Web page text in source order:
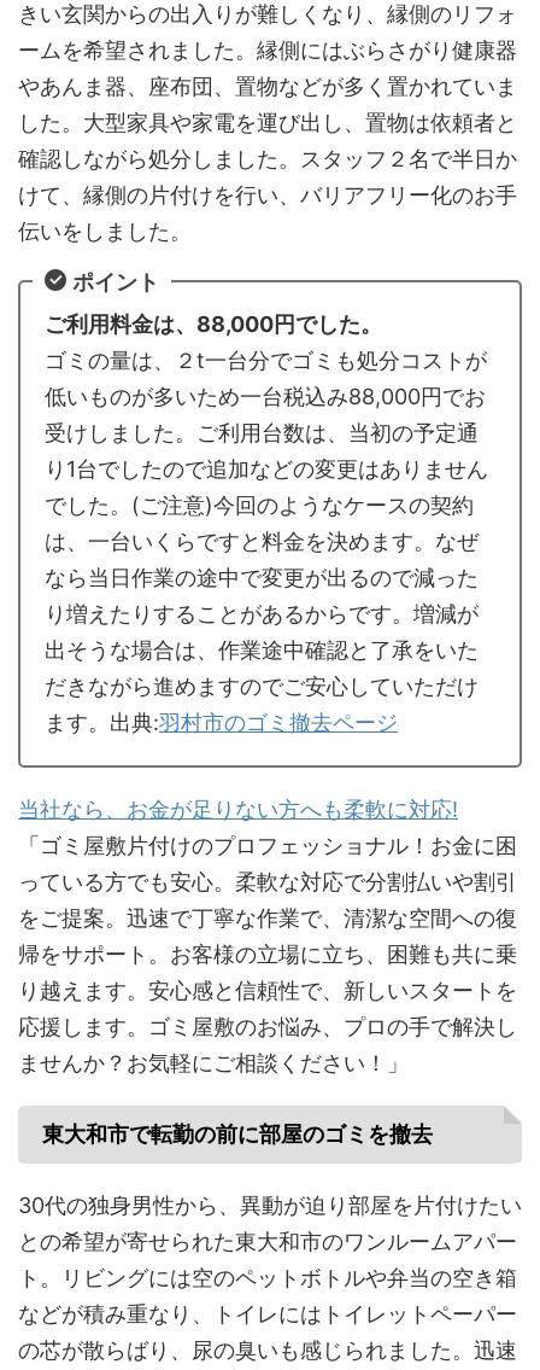
きい玄関からの出入りが難しくなり、縁側のリフォ
ームを希望されました。縁側にはぶらさがり健康器
やあんま器、座布団、置物などが多く置かれていま
した。大型家具や家電を運び出し、置物は依頼者と
確認しながら処分しました。スタッフ２名で半日か
けて、縁側の片付けを行い、バリアフリー化のお手
伝いをしました。
ポイント
ご利用料金は、88,000円でした。
ゴミの量は、２t一台分でゴミも処分コストが
低いものが多いため一台税込み88,000円でお
受けしました。ご利用台数は、当初の予定通
り1台でしたので追加などの変更はありません
でした。(ご注意)今回のようなケースの契約
は、一台いくらですと料金を決めます。なぜ
なら当日作業の途中で変更が出るので減った
り増えたりすることがあるからです。増減が
出そうな場合は、作業途中確認と了承をいた
だきながら進めますのでご安心していただけ
ます。出典:羽村市のゴミ撤去ページ
当社なら、お金が足りない方へも柔軟に対応!
「ゴミ屋敷片付けのプロフェッショナル！お金に困
っている方でも安心。柔軟な対応で分割払いや割引
をご提案。迅速で丁寧な作業で、清潔な空間への復
帰をサポート。お客様の立場に立ち、困難も共に乗
り越えます。安心感と信頼性で、新しいスタートを
応援します。ゴミ屋敷のお悩み、プロの手で解決し
ませんか？お気軽にご相談ください！」
東大和市で転勤の前に部屋のゴミを撤去
30代の独身男性から、異動が迫り部屋を片付けたい
との希望が寄せられた東大和市のワンルームアパー
ト。リビングには空のペットボトルや弁当の空き箱
などが積み重なり、トイレにはトイレットペーパー
の芯が散らばり、尿の臭いも感じられました。迅速